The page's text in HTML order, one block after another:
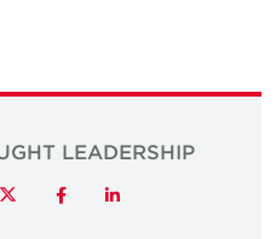
LEADERSHIP
LinkedIn
Facebook